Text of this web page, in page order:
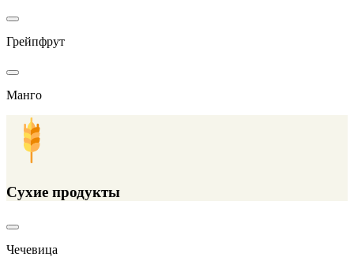
Грейпфрут
Манго
Сухие продукты
Чечевица